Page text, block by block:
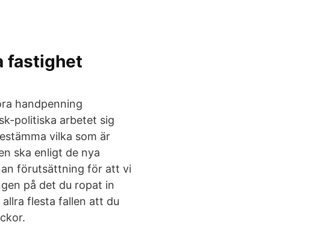
fastighet
handpenning
politiska arbetet sig
vilka som är
ska enligt de nya
förutsättning för att vi
på det du ropat in
flesta fallen att du